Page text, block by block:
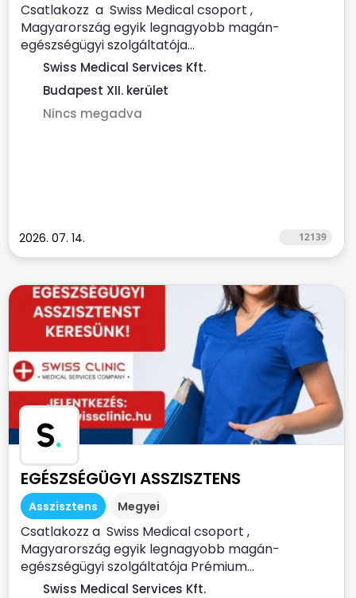
Csatlakozz a Swiss Medical csoport ,
Magyarország egyik legnagyobb magán-
egészségügyi szolgáltatója...
Swiss Medical Services Kft.
Budapest XII. kerület
Nincs megadva
2026. 07. 14. 12139
S.
EGÉSZSÉGÜGYI ASSZISZTENS
Asszisztens Megyei
Csatlakozz a Swiss Medical csoport ,
Magyarország egyik legnagyobb magán-
egészségügyi szolgáltatója Prémium...
Swiss Medical Services Kft.